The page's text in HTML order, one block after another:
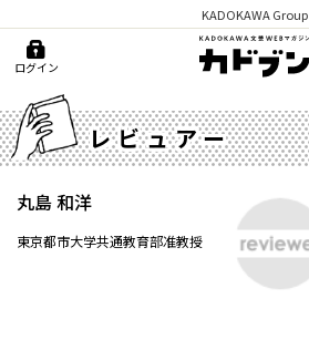
KADOKAWA Group
ログイン
レビュアー
丸島 和洋
東京都市大学共通教育部准教授